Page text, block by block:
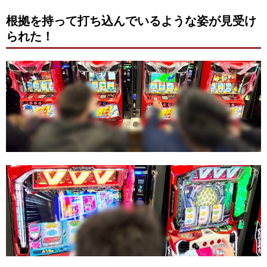
根拠を持って打ち込んでいるような姿が見受け
られた！